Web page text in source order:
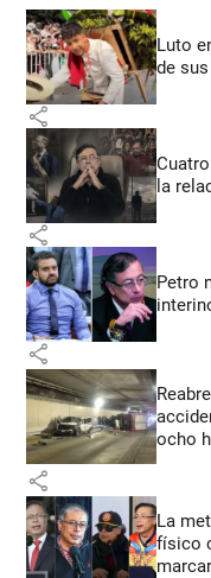
Luto
de
share
la
share
Petro
share
ocho
share
La
físico